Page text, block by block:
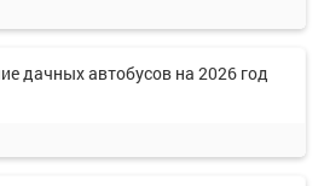
дачных автобусов на 2026 год